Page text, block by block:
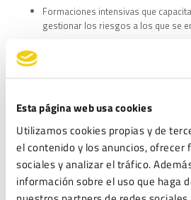
Esta página web usa cookies
Utilizamos cookies propias y de
el contenido y los anuncios, ofrecer
sociales y analizar el tráfico.
información sobre el uso que haga
Formaciones intensivas que
gestionar los riesgos a los que se
Cursos de especialización para
Cursos a medida de las necesidades
¿Qué debo hacer para
protección de datos en